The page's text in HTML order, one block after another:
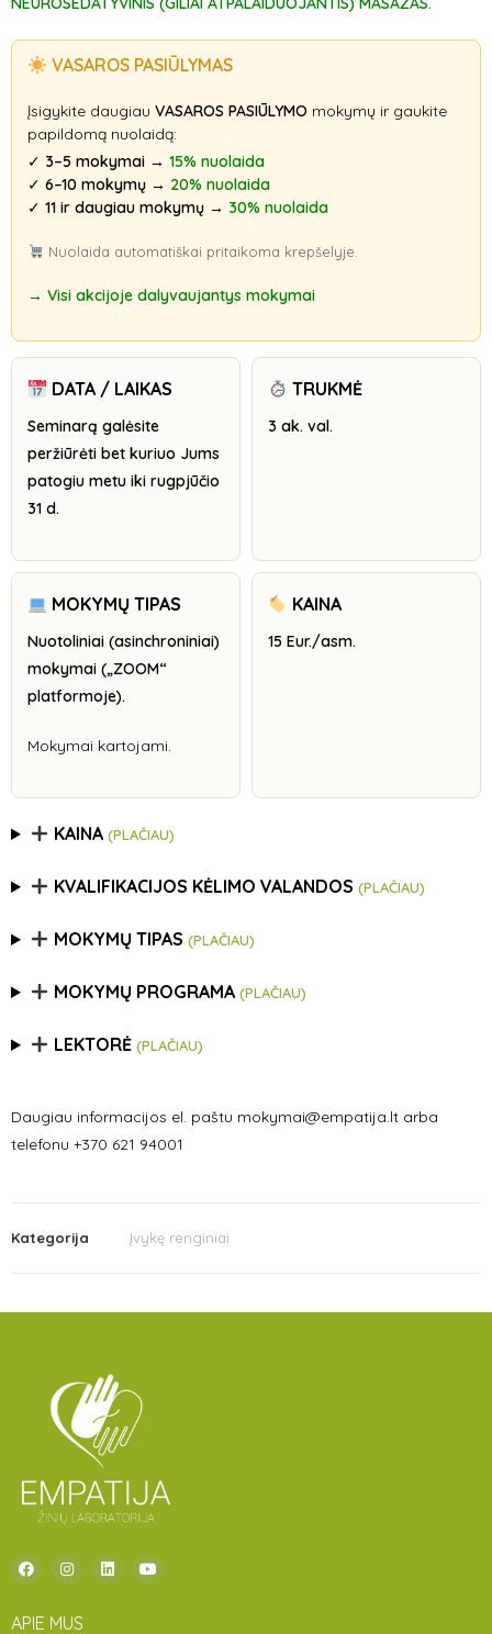
VASAROS PASIŪLYMAS
Įsigykite daugiau VASAROS PASIŪLYMO mokymų ir gaukite
papildomą nuolaidą:
✓ 3–5 mokymai → 15% nuolaida
✓ 6–10 mokymų → 20% nuolaida
✓ 11 ir daugiau mokymų → 30% nuolaida
Nuolaida automatiškai pritaikoma krepšelyje.
→ Visi akcijoje dalyvaujantys mokymai
DATA / LAIKAS
Seminarą galėsite
peržiūrėti bet kuriuo Jums
patogiu metu iki rugpjūčio
31 d.
TRUKMĖ
3 ak. val.
MOKYMŲ TIPAS
Nuotoliniai (asinchroniniai)
mokymai („ZOOM“
platformoje).
Mokymai kartojami.
KAINA
15 Eur./asm.
KAINA(PLAČIAU)
KVALIFIKACIJOS KĖLIMO VALANDOS(PLAČIAU)
MOKYMŲ TIPAS(PLAČIAU)
MOKYMŲ PROGRAMA(PLAČIAU)
LEKTORĖ(PLAČIAU)
Daugiau informacijos el. paštu mokymai@empatija.lt arba
telefonu +370 621 94001
Kategorija Įvykę renginiai
APIE MUS